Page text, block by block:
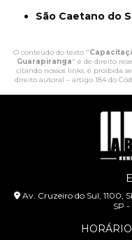
São Caetano do
O conteúdo do texto "
Guarapiranga" é de direito
citando nossos links, é proibida
direito autoral – artigo 184 do
Av. Cruzeiro do Sul, 1100,
SP